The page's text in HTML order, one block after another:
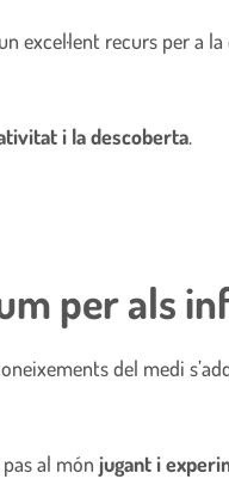
excel·lent recurs per a
i la descoberta.
per als
del medi
al món jugant i